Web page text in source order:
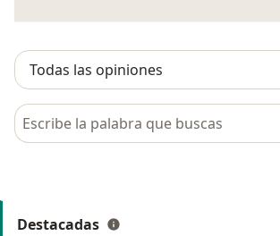
Busca en opiniones
Destacadas